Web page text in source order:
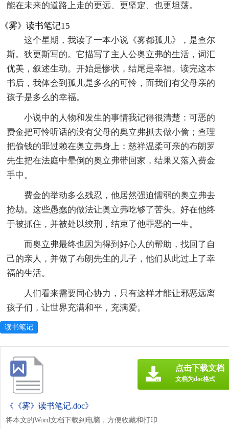
能在未来的道路上走的更远、更坚定、也更坦荡。
《雾》读书笔记15
这个星期，我读了一本小说《雾都孤儿》，是查尔
斯。狄更斯写的。它描写了主人公奥立弗的生活，词汇
优美，叙述生动。开始是惨状，结尾是幸福。读完这本
书后，我体会到孤儿是多么的可怜，而我们有父母亲的
孩子是多么的幸福。
小说中的人物和发生的事情我记得很清楚：可恶的
费金把可怜听话的没有父母的奥立弗抓去做小偷；查理
把偷钱的罪过赖在奥立弗身上；慈祥温柔可亲的布朗罗
先生把在法庭中晕倒的奥立弗带回家，结果又落入费金
手中。
费金的举动多么残忍，他居然强迫懦弱的奥立弗去
抢劫。这些愚蠢的做法让奥立弗吃够了苦头。好在他终
于被抓住，并被处以绞刑，结束了他罪恶的一生。
而奥立弗最终也因为得到好心人的帮助，找回了自
己的亲人，并做了布朗先生的儿子，他们从此过上了幸
福的生活。
人们看来需要同心协力，只有这样才能让邪恶远离
孩子们，让世界充满和平，充满爱。
读书笔记
《《雾》读书笔记.doc》
将本文的Word文档下载到电脑，方便收藏和打印
点击下载文档
文档为doc格式